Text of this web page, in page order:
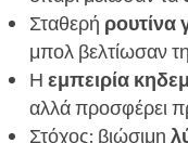
Σταθερή ρουτίνα
μπολ βελτίωσαν
Η εμπειρία
αλλά προσφέρει
Στόχος: βιώσιμη